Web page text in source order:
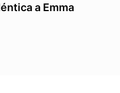
a Emma